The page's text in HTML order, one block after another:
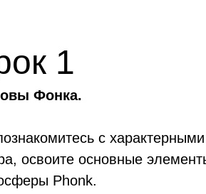
Фонка.
с
освоите основные
Phonk.
1